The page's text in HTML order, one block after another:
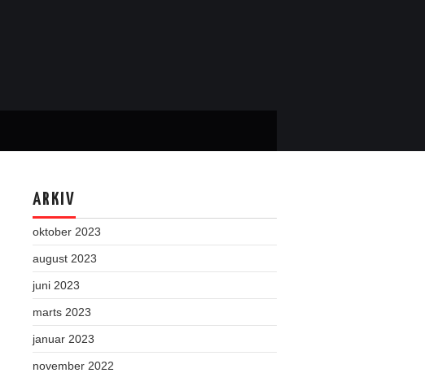
ARKIV
oktober 2023
august 2023
juni 2023
marts 2023
januar 2023
november 2022